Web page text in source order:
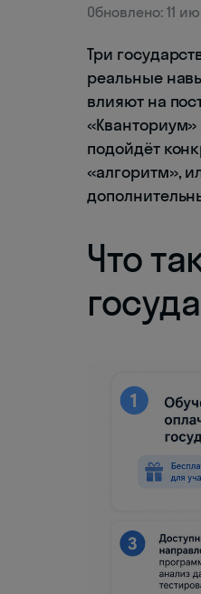
Обновлено: 11
Три
реальные
влияют на
«Кванториум»
подойдёт
«алгоритм»,
Что